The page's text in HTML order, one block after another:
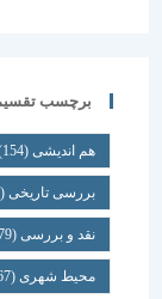
برچسب
هم اندیشی (154)
بررسی تاریخی (88)
نقد و بررسی (79)
محیط شهری(67)